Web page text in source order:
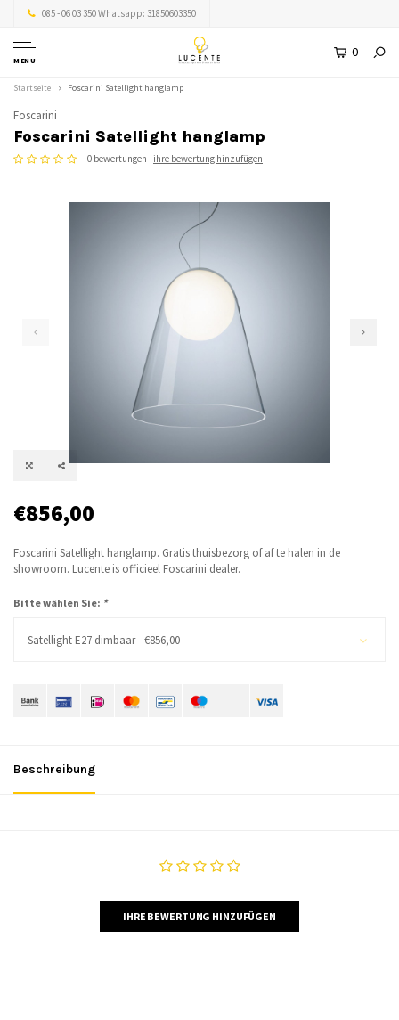
085 - 06 03 350 Whatsapp: 31850603350
MENU
0
Startseite Foscarini Satellight hanglamp
Foscarini
Foscarini Satellight hanglamp
0 bewertungen - ihre bewertung hinzufügen
€856,00
Foscarini Satellight hanglamp. Gratis thuisbezorg of af te halen in de
showroom. Lucente is officieel Foscarini dealer.
Bitte wählen Sie: *
Satellight E27 dimbaar - €856,00
Beschreibung
IHRE BEWERTUNG HINZUFÜGEN